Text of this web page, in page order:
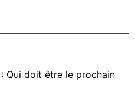
Qui doit être le prochain